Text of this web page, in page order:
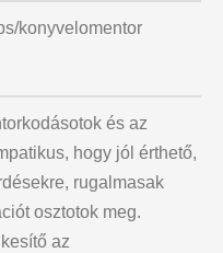
konyvelomentor
és az
hogy jól érthető,
rugalmasak
osztotok meg.
az